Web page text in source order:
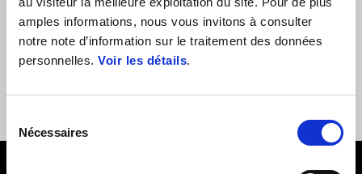
amples informations, nous vous invitons à consulter
notre note d’information sur le traitement des données
personnelles. Voir les détails.
Nécessaires
OOPS!La page que vous cherchez n'existe pas.
Retournez sur lapage d'accueildu site ou utilisez la barre de